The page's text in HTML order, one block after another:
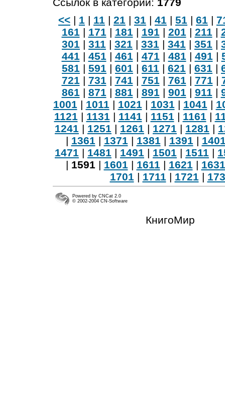
<< | 1 | 11 | 21 | 31 | 41 | 51 | 61 |
161| 171| 181| 191| 201| 211|
301 | 311 | 321 | 331 | 341 | 351 |
441| 451| 461| 471| 481| 491|
581 | 591 | 601 | 611 | 621 | 631 |
721| 731| 741| 751| 761| 771|
861| 871| 881| 891| 901| 911|
1001| 1011| 1021| 1031| 1041|
1121| 1131| 1141| 1151| 1161|
1241 | 1251 | 1261 | 1271 | 1281 |
| 1361| 1371| 1381| 1391|
1471 | 1481 | 1491 | 1501 | 1511 |
| 1591| 1601| 1611| 1621| 1631
1701| 1711| 1721|
Powered by CNCat 2.0
© 2002-2004 CN-Software
КнигоМир